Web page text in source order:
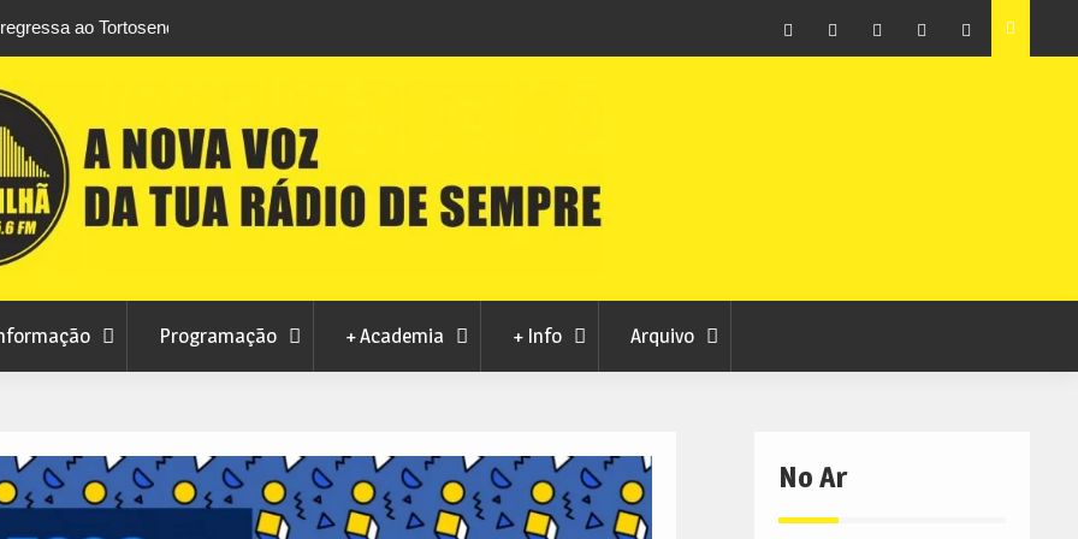
a 14 de
para fase final sem risco de penalizações
Centum Cellas entra na fase decisiva das Novas 7
Maravilhas de Portugal
Programação + Academia + Info Arquivo
No Ar